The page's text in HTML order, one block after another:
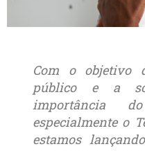
Com o objetivo
público e a
importância
especialmente o
estamos